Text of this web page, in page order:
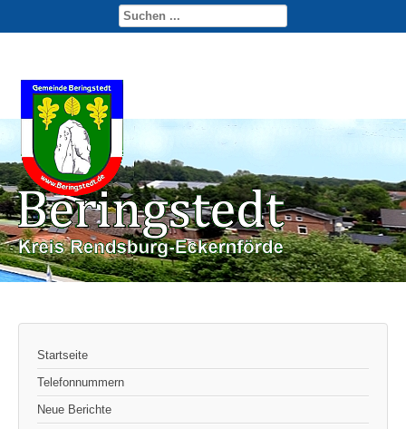
Startseite
Telefonnummern
Neue Berichte